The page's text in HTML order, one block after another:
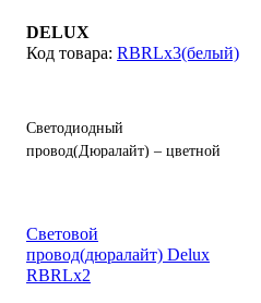
DELUX
RBRLx3(белый)
Светодиодный
провод(Дюралайт) – цветной
лампочками, выполняет
функции световой гирлянды,
служит для праздничного
Световой
провод(дюралайт) Delux
RBRLx2